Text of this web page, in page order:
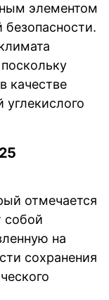
элементом
безопасности.
качестве
углекислого
отмечается
собой
на
сохранения